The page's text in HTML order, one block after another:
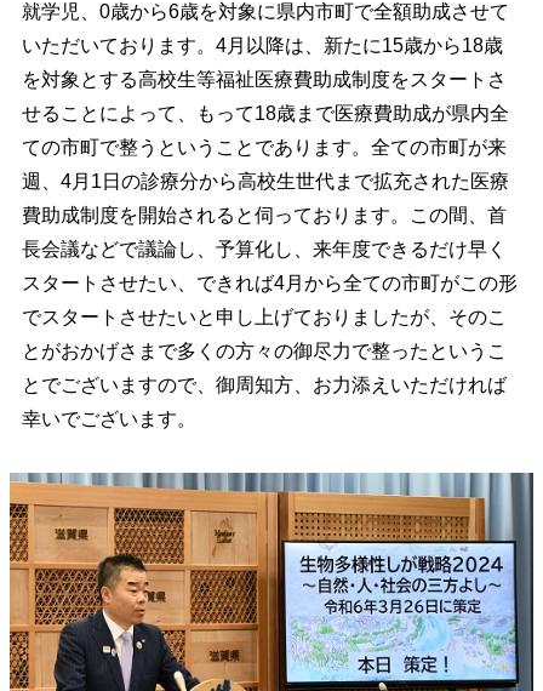
就学児、0歳から6歳を対象に県内市町で全額助成させて
いただいております。4月以降は、新たに15歳から18歳
を対象とする高校生等福祉医療費助成制度をスタートさ
せることによって、もって18歳まで医療費助成が県内全
ての市町で整うということであります。全ての市町が来
週、4月1日の診療分から高校生世代まで拡充された医療
費助成制度を開始されると伺っております。この間、首
長会議などで議論し、予算化し、来年度できるだけ早く
スタートさせたい、できれば4月から全ての市町がこの形
でスタートさせたいと申し上げておりましたが、そのこ
とがおかげさまで多くの方々の御尽力で整ったというこ
とでございますので、御周知方、お力添えいただければ
幸いでございます。